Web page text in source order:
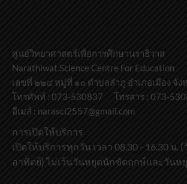
ศูนย์วิทยาศาสตร์เพื่อการศึกษานราธิวาส
Narathiwat Science Centre For Education
เลขที่ ๒๒๔ หมู่ที่ ๑๐ ตำบลลำภู อำเภอเมือง จัง
โทรศัพท์ : 073-530837 โทรสาร : 073-
อีเมล์ : narasci2557@gmail.com
การเปิดให้บริการ
เปิดให้บริการทุกวัน เวลา 08.30 - 16.30 น.
อาทิตย์) ไม่เว้นวันหยุดนักขัตฤกษ์และวันห